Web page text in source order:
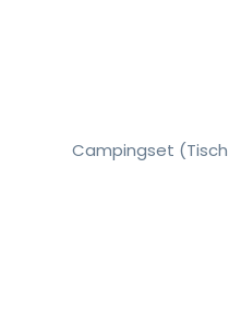
Campingset (Tisch